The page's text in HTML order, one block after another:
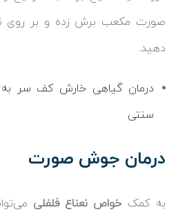
صورت مکعب برش زده و بر روی
دهید.
درمان گیاهی خارش کف سر
سنتی
درمان جوش صورت
به کمکخواص نعناع فلفلی